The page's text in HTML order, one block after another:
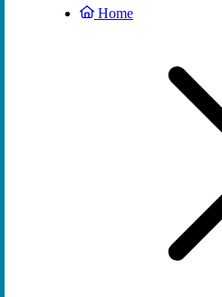
Home